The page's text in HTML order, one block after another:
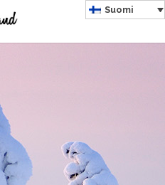
Suomi